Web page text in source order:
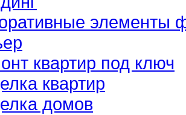
элементы
квартир под ключ
квартир
домов